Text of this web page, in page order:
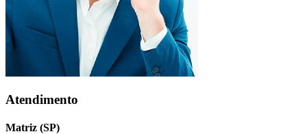
Atendimento
Matriz (SP)